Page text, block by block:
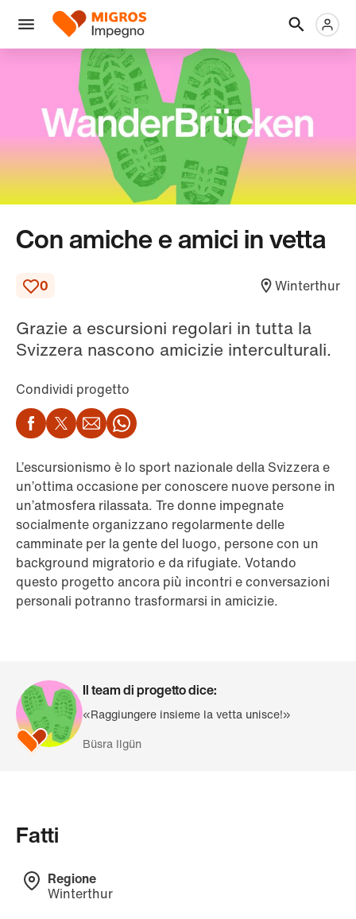
navigazione
a
Intestazione
Menu
Logo
Con amiche e amici in vetta
0 Winterthur
Grazie a escursioni regolari in tutta la
Svizzera nascono amicizie interculturali.
Condividi progetto
Facebook
Twitter
EmailWhatsApp
L’escursionismo è lo sport nazionale della Svizzera e
un’ottima occasione per conoscere nuove persone in
un’atmosfera rilassata. Tre donne impegnate
socialmente organizzano regolarmente delle
camminate per la gente del luogo, persone con un
background migratorio e da rifugiate. Votando
questo progetto ancora più incontri e conversazioni
personali potranno trasformarsi in amicizie.
Il team di progetto dice:
«Raggiungere insieme la vetta unisce!»
Büsra Ilgün
Fatti
Regione
Winterthur